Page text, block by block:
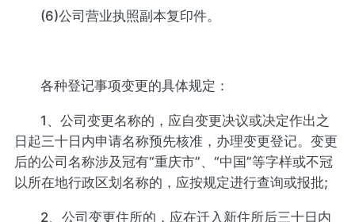
(6)公司营业执照副本复印件。
各种登记事项变更的具体规定：
1、公司变更名称的，应自变更决议或决定作出之
日起三十日内申请名称预先核准，办理变更登记。变更
后的公司名称涉及冠有“重庆市”、“中国”等字样或不冠
以所在地行政区划名称的，应按规定进行查询或报批;
2、公司变更住所的，应在迁入新住所后三十日内